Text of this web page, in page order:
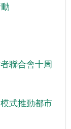
聯合會十周
式推動都市